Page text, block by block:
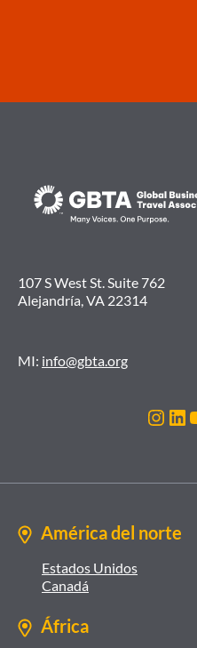
107 S West St. Suite 762
Alejandría, VA 22314
MI: info@gbta.org
América del norte
Estados Unidos
Canadá
África